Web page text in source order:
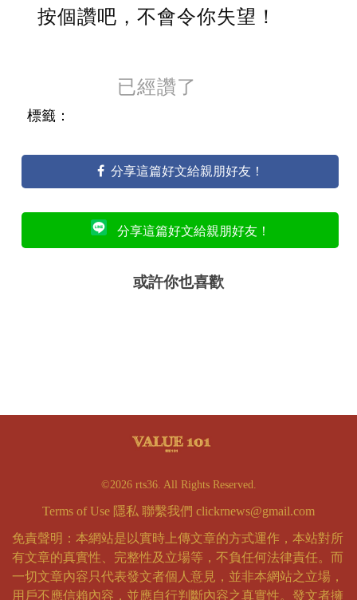
按個讚吧，不會令你失望！
已經讚了
標籤：
分享這篇好文給親朋好友！
分享這篇好文給親朋好友！
或許你也喜歡
©2026 rts36. All Rights Reserved.
Terms of Use 隱私 聯繫我們 clickrnews@gmail.com
免責聲明：本網站是以實時上傳文章的方式運作，本站對所
有文章的真實性、完整性及立場等，不負任何法律責任。而
一切文章內容只代表發文者個人意見，並非本網站之立場，
用戶不應信賴內容，並應自行判斷內容之真實性。發文者擁